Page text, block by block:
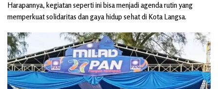
Harapannya, kegiatan seperti ini bisa menjadi agenda rutin yang
memperkuat solidaritas dan gaya hidup sehat di Kota Langsa.